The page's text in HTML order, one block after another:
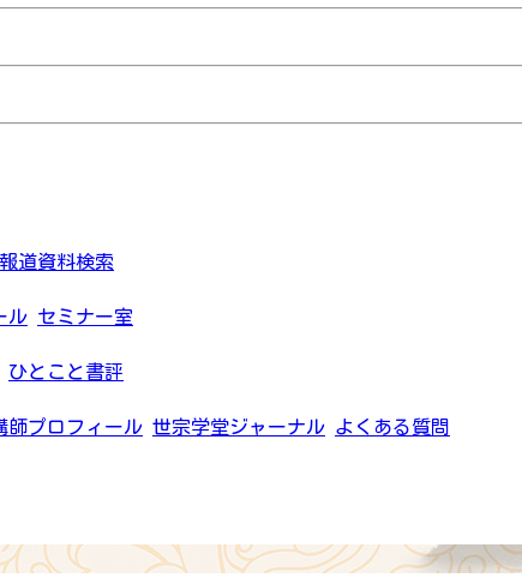
報道資料検索
ル セミナー室
ひとこと書評
師プロフィール 世宗学堂ジャーナル よくある質問